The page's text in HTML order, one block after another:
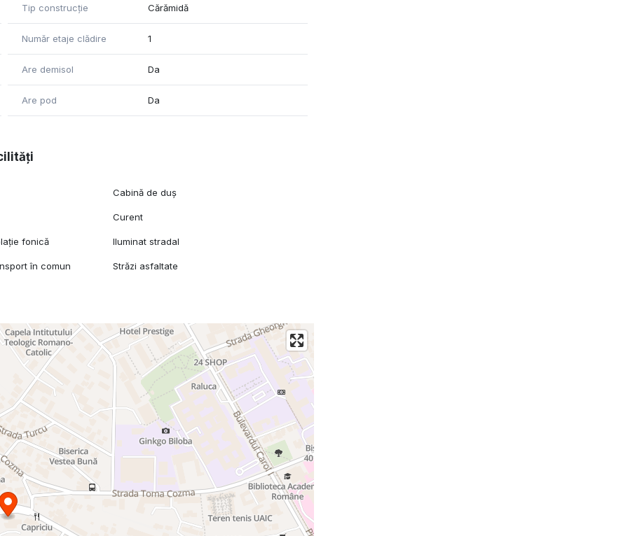
Tip construcție Cărămidă
Număr etaje clădire 1
Are demisol Da
Are pod Da
Cabină de duș
Curent
fonică Iluminat stradal
în comun Străzi asfaltate